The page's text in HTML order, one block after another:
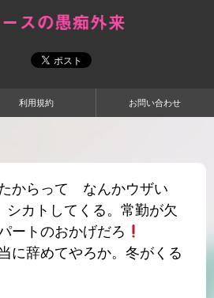
利用規約 お問い合わせ
からって なんかウザい
カトしてくる。常勤が欠
ートのおかげだろ
に辞めてやろか。冬がくる